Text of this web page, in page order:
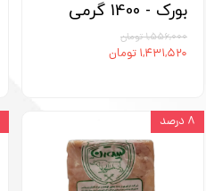
بورک - 1400 گرمی
۱,۵۵۶,۰۰۰ تومان
۱,۴۳۱,۵۲۰ تومان
۸ درصد